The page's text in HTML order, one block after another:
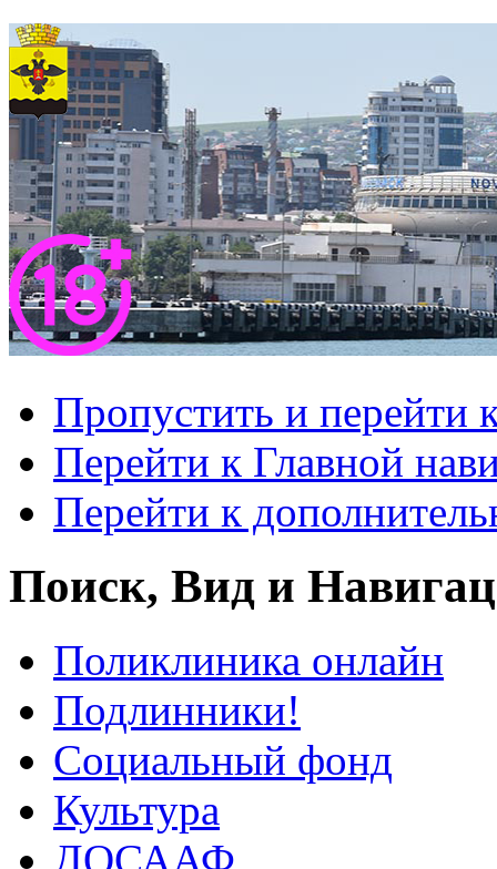
Пропустить и перейти
Перейти к Главной
Перейти к
Поиск, Вид и
Поликлиника онлайн
Подлинники!
Социальный фонд
Культура
ДОСААФ